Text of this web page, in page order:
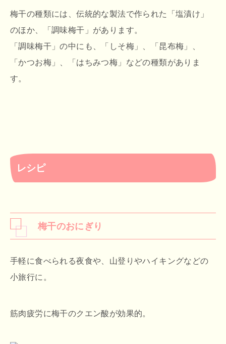
梅干の種類には、伝統的な製法で作られた「塩漬け」
のほか、「調味梅干」があります。
「調味梅干」の中にも、「しそ梅」、「昆布梅」、
「かつお梅」、「はちみつ梅」などの種類がありま
す。
レシピ
梅干のおにぎり
手軽に食べられる夜食や、山登りやハイキングなどの
小旅行に。
筋肉疲労に梅干のクエン酸が効果的。